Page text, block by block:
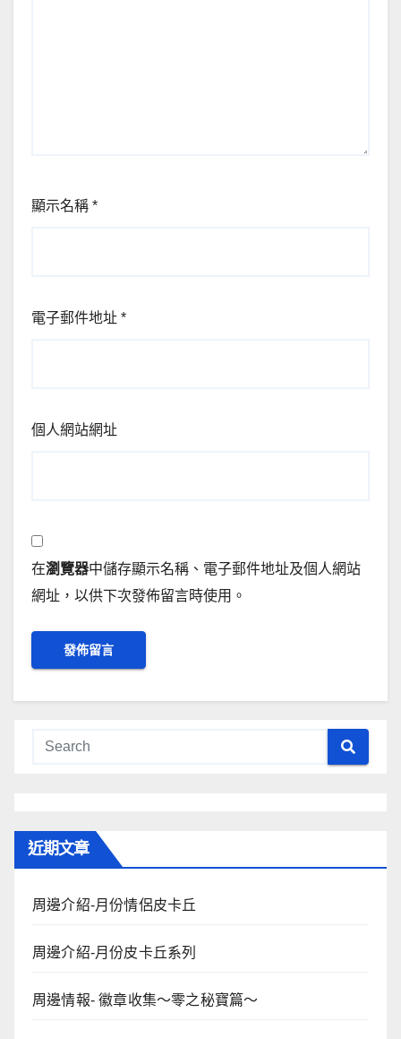
顯示名稱 *
電子郵件地址 *
個人網站網址
在瀏覽器中儲存顯示名稱、電子郵件地址及個人網站
網址，以供下次發佈留言時使用。
近期文章
周邊介紹-月份情侶皮卡丘
周邊介紹-月份皮卡丘系列
周邊情報- 徽章收集～零之秘寶篇～